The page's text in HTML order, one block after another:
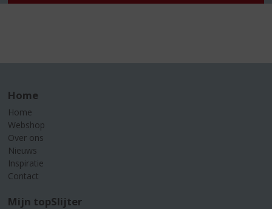
Home
Home
Webshop
Over ons
Nieuws
Inspiratie
Contact
Mijn topSlijter